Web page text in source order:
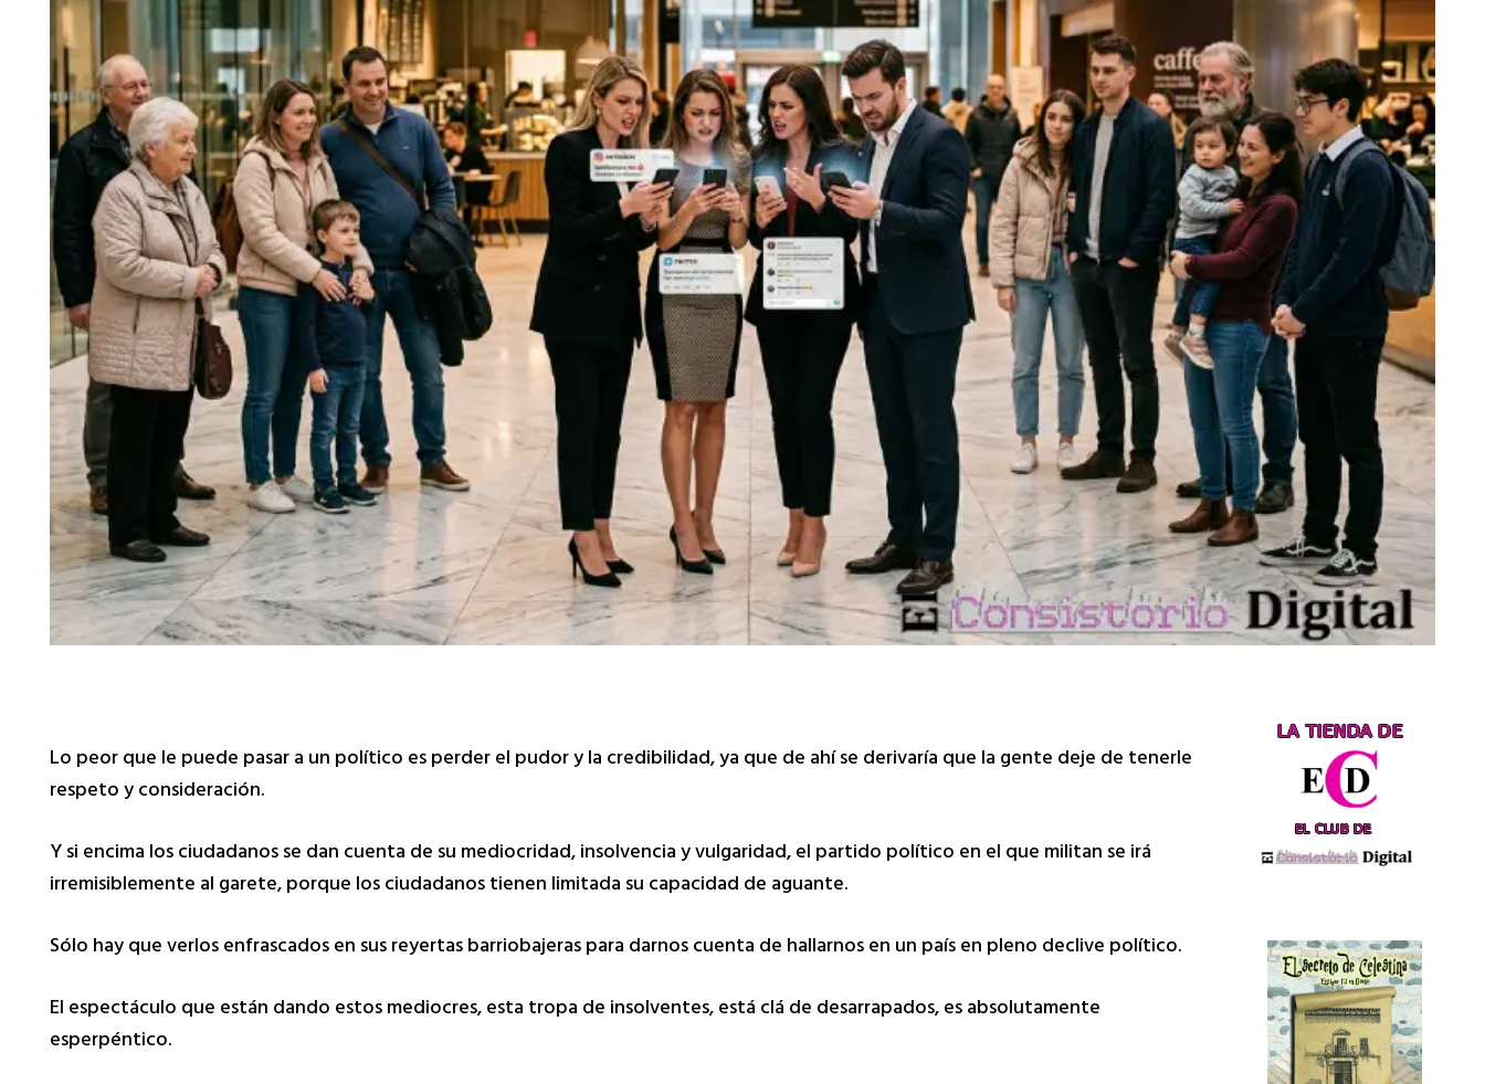
Lo peor que le puede pasar a un político es perder el pudor y la credibilidad, ya que de ahí se derivaría que la gente deje de tenerle
respeto y consideración.
Y si encima los ciudadanos se dan cuenta de su mediocridad, insolvencia y vulgaridad, el partido político en el que militan se irá
irremisiblemente al garete, porque los ciudadanos tienen limitada su capacidad de aguante.
Sólo hay que verlos enfrascados en sus reyertas barriobajeras para darnos cuenta de hallarnos en un país en pleno declive político.
El espectáculo que están dando estos mediocres, esta tropa de insolventes, está clá de desarrapados, es absolutamente
esperpéntico.